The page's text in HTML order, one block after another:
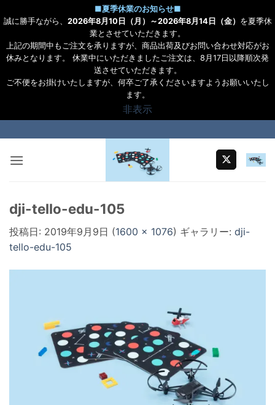
■夏季休業のお知らせ■
誠に勝手ながら、 2026年8月10日（月）～2026年8月14日（金） を夏季休
業とさせていただきます。
上記の期間中もご注文を承りますが、商品出荷及びお問い合わせ対応がお
休みとなります。 休業中にいただきましたご注文は、8月17日以降順次発
送させていただきます。
ご不便をお掛けいたしますが、何卒ご了承くださいますようお願いいたし
ます。
非表示
to
content
dji-tello-edu-105
投稿日: 2019年9月9日 (1600 × 1076) ギャラリー: dji-
tello-edu-105